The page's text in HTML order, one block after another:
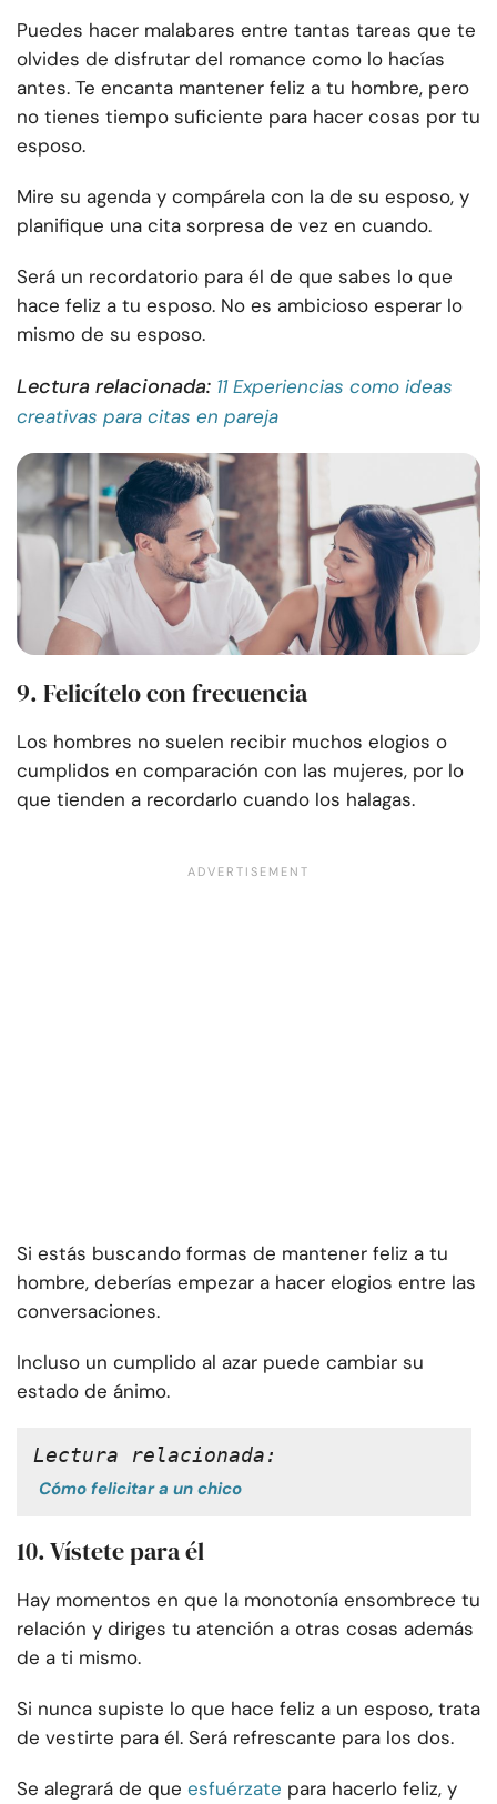
Puedes hacer malabares entre tantas tareas que te
olvides de disfrutar del romance como lo hacías
antes. Te encanta mantener feliz a tu hombre, pero
no tienes tiempo suficiente para hacer cosas por tu
esposo.
Mire su agenda y compárela con la de su esposo, y
planifique una cita sorpresa de vez en cuando.
Será un recordatorio para él de que sabes lo que
hace feliz a tu esposo. No es ambicioso esperar lo
mismo de su esposo.
Lectura relacionada: 11 Experiencias como ideas
creativas para citas en pareja
9. Felicítelo con frecuencia
Los hombres no suelen recibir muchos elogios o
cumplidos en comparación con las mujeres, por lo
que tienden a recordarlo cuando los halagas.
Si estás buscando formas de mantener feliz a tu
hombre, deberías empezar a hacer elogios entre las
conversaciones.
Incluso un cumplido al azar puede cambiar su
estado de ánimo.
Lectura relacionada:
Cómo felicitar a un chico
10. Vístete para él
Hay momentos en que la monotonía ensombrece tu
relación y diriges tu atención a otras cosas además
de a ti mismo.
Si nunca supiste lo que hace feliz a un esposo, trata
de vestirte para él. Será refrescante para los dos.
Se alegrará de que esfuérzate para hacerlo feliz, y